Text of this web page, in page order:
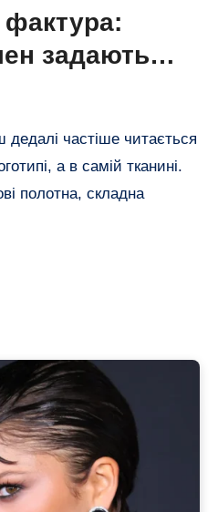
фактура:
задають
дедалі частіше читається
а в самій тканині.
полотна, складна